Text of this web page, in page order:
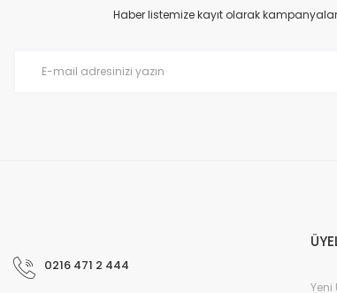
Ürün açıklamasında eksik bilgiler bulunuyor.
Haber listemize kayıt olarak
0216 471 2 444
Yeni